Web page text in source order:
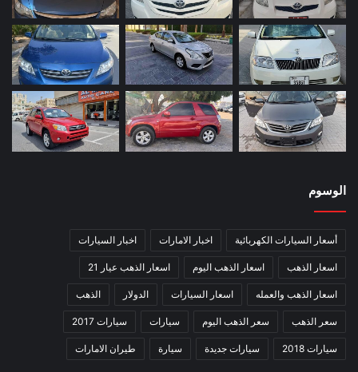
الوسوم
أسعار السيارات الكهربائية اخبار الامارات اخبار السيارات
اسعار الذهب اسعار الذهب اليوم اسعار الذهب عيار 21
اسعار الذهب والعمله اسعار السيارات الدولار الذهب
سعر الذهب سعر الذهب اليوم سيارات سيارات 2017
سيارات 2018 سيارات جديدة سيارة طيران الامارات